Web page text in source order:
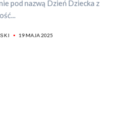
pod nazwą Dzień Dziecka z
19 MAJA 2025